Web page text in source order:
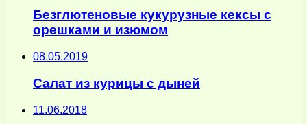
Безглютеновые кукурузные кексы с
орешками и изюмом
08.05.2019
Салат из курицы с дыней
11.06.2018